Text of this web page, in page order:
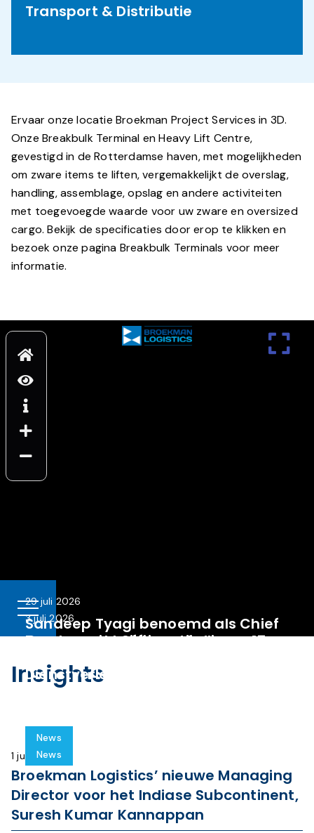
Transport & Distributie
Ervaar onze locatie Broekman Project Services in 3D.
Onze Breakbulk Terminal en Heavy Lift Centre,
gevestigd in de Rotterdamse haven, met mogelijkheden
om zware items te liften, vergemakkelijkt de overslag,
handling, assemblage, opslag en andere activiteiten
met toegevoegde waarde voor uw zware en oversized
cargo. Bekijk de specificaties door erop te klikken en
bezoek onze pagina Breakbulk Terminals voor meer
informatie.
Insights
News
29 juli 2026
Sandeep Tyagi benoemd als Chief
Commercial Officer – Indian
News
3 juli 2026
Broekman Logistics stijgt naar 17e
Dienstverleners 2026
1 juli 2026
Broekman Logistics’ nieuwe Managing
Director voor het Indiase Subcontinent,
Suresh Kumar Kannappan